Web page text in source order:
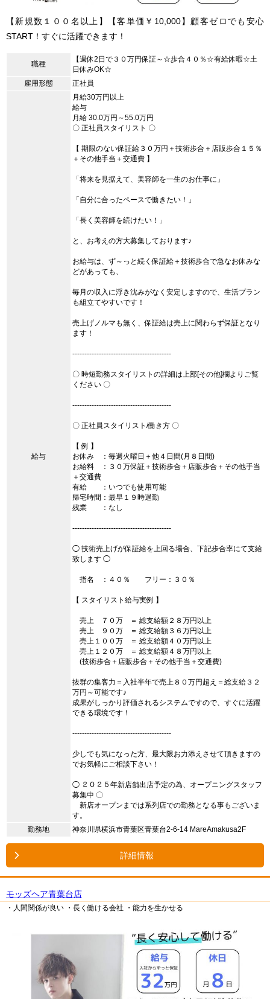
【新規数１００名以上】【客単価￥10,000】顧客ゼロでも安心
START！すぐに活躍できます！
職種
【週休2日で３０万円保証～☆歩合４０％☆有給休暇☆土
日休みOK☆
雇用形態
正社員
給与
月給30万円以上
給与
月給 30.0万円～55.0万円
〇 正社員スタイリスト 〇
【 期限のない保証給３０万円＋技術歩合＋店販歩合１５％
＋その他手当＋交通費 】
「将来を見据えて、美容師を一生のお仕事に」
「自分に合ったペースで働きたい！」
「長く美容師を続けたい！」
と、お考えの方大募集しております♪
お給与は、ず～っと続く保証給＋技術歩合で急なお休みな
どがあっても、
毎月の収入に浮き沈みがなく安定しますので、生活プラン
も組立てやすいです！
売上げノルマも無く、保証給は売上に関わらず保証となり
ます！
-----------------------------------------
〇 時短勤務スタイリストの詳細は上部[その他]欄よりご覧
ください 〇
-----------------------------------------
〇 正社員スタイリスト/働き方 〇
【 例 】
お休み ：毎週火曜日＋他４日間(月８日間)
お給料 ：３０万保証＋技術歩合＋店販歩合＋その他手当
＋交通費
有給 ：いつでも使用可能
帰宅時間：最早１９時退勤
残業 ：なし
-----------------------------------------
◯ 技術売上げが保証給を上回る場合、下記歩合率にて支給
致します ◯
指名 ：４０％ フリー：３０％
【 スタイリスト給与実例 】
売上 ７０万 ＝ 総支給額２８万円以上
売上 ９０万 ＝ 総支給額３６万円以上
売上１００万 ＝ 総支給額４０万円以上
売上１２０万 ＝ 総支給額４８万円以上
(技術歩合＋店販歩合＋その他手当＋交通費)
抜群の集客力＝入社半年で売上８０万円超え＝総支給３２
万円～可能です♪
成果がしっかり評価されるシステムですので、すぐに活躍
できる環境です！
-----------------------------------------
少しでも気になった方、最大限お力添えさせて頂きますの
でお気軽にご相談下さい！
◯ ２０２５年新店舗出店予定の為、オープニングスタッフ
募集中 〇
新店オープンまでは系列店での勤務となる事もございま
す。
勤務地
神奈川県横浜市青葉区青葉台2-6-14 MareAmakusa2F
詳細情報
モッズヘア青葉台店
・人間関係が良い ・長く働ける会社 ・能力を生かせる